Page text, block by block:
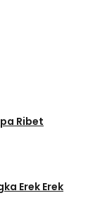
Ribet
Erek Erek